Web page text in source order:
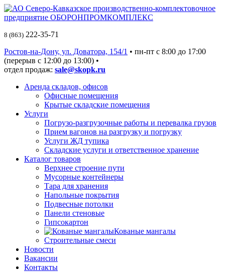
8 (863) 222-35-71
Ростов-на-Дону, ул. Доватора, 154/1 • пн-пт c 8:00 до 17:00
(перерыв с 12:00 до 13:00) •
отдел продаж: sale@skopk.ru
Аренда складов, офисов
Офисные помещения
Крытые складские помещения
Услуги
Погрузо-разгрузочные работы и перевалка грузов
Прием вагонов на разгрузку и погрузку
Услуги ЖД тупика
Складские услуги и ответственное хранение
Каталог товаров
Верхнее строение пути
Мусорные контейнеры
Тара для хранения
Напольные покрытия
Подвесные потолки
Панели стеновые
Гипсокартон
Кованые мангалы
Строительные смеси
Новости
Вакансии
Контакты